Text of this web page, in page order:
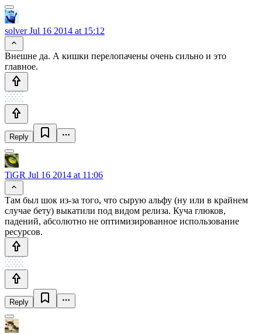
solverJul 16 2014 at 15:12
Внешне да. А кишки перелопачены очень сильно и это
главное.
Reply
TiGR Jul 16 2014 at 11:06
Там был шок из-за того, что сырую альфу (ну или в крайнем
случае бету) выкатили под видом релиза. Куча глюков,
падений, абсолютно не оптимизированное использование
ресурсов.
Reply